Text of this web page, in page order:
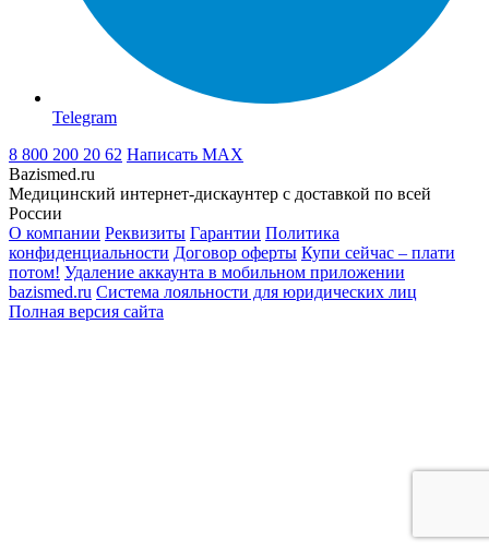
Telegram
8 800 200 20 62 Написать MAX
Bazismed.ru
Медицинский интернет-дискаунтер с доставкой по всей
России
О компании Реквизиты Гарантии Политика
конфиденциальности Договор оферты Купи сейчас – плати
потом! Удаление аккаунта в мобильном приложении
bazismed.ru Система лояльности для юридических лиц
Полная версия сайта